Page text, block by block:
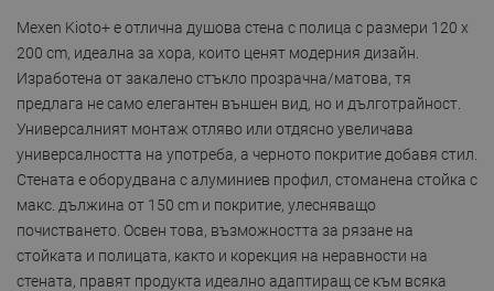
Mexen Kioto+ е отлична душова стена с полица с размери 120 x
200 cm, идеална за хора, които ценят модерния дизайн.
Изработена от закалено стъкло прозрачна/матова, тя
предлага не само елегантен външен вид, но и дълготрайност.
Универсалният монтаж отляво или отдясно увеличава
универсалността на употреба, а черното покритие добавя стил.
Стената е оборудвана с алуминиев профил, стоманена стойка с
макс. дължина от 150 cm и покритие, улесняващо
почистването. Освен това, възможността за рязане на
стойката и полицата, както и корекция на неравности на
стената, правят продукта идеално адаптиращ се към всяка